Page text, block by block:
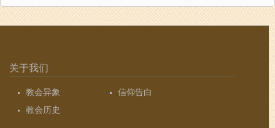
关于我们
教会异象
信仰告白
教会历史